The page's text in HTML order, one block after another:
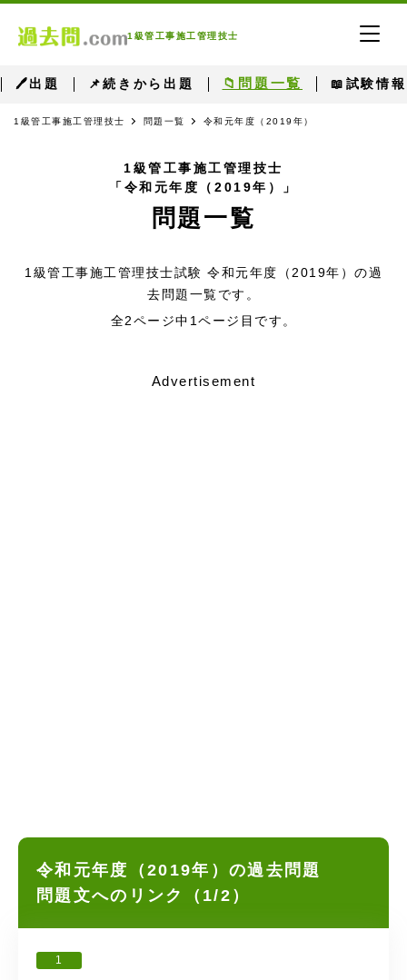
1級管工事施工管理技士
🖊出題 📌続きから出題 📁問題一覧 📖試験情報
1級管工事施工管理技士 問題一覧 令和元年度（2019年）
1級管工事施工管理技士
「令和元年度（2019年）」
問題一覧
1級管工事施工管理技士試験 令和元年度（2019年）の過
去問題一覧です。
全2ページ中1ページ目です。
Advertisement
令和元年度（2019年）の過去問題
問題文へのリンク（1/2）
1